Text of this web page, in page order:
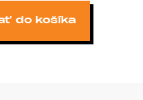
do košíka